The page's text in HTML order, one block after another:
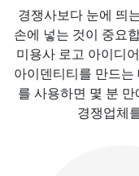
경쟁사보다 눈에 띄
손에 넣는 것이 중요
미용사 로고 아이디
아이덴티티를 만드는
를 사용하면 몇 분
경쟁업체